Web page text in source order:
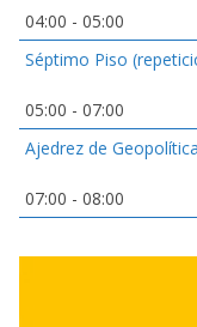
04:00 - 05:00
Séptimo Piso
05:00 - 07:00
Ajedrez de
07:00 - 08:00